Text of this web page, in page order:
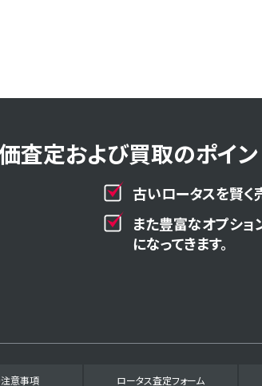
査定および買取のポイン
古いロータスを賢く
また豊富なオプシ
になってきます。
意事項 ロータス査定フォーム